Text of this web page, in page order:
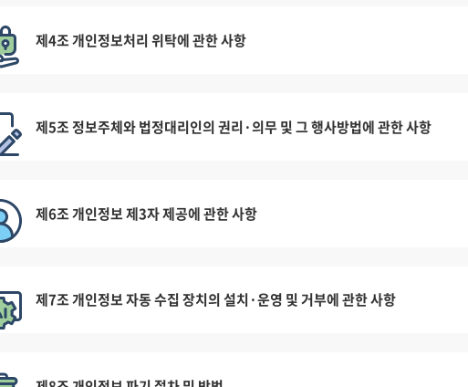
제4조 개인정보처리 위탁에 관한 사항
제5조 정보주체와 법정대리인의 권리·의무 및 그 행사방법에 관한 사항
제6조 개인정보 제3자 제공에 관한 사항
제7조 개인정보 자동 수집 장치의 설치·운영 및 거부에 관한 사항